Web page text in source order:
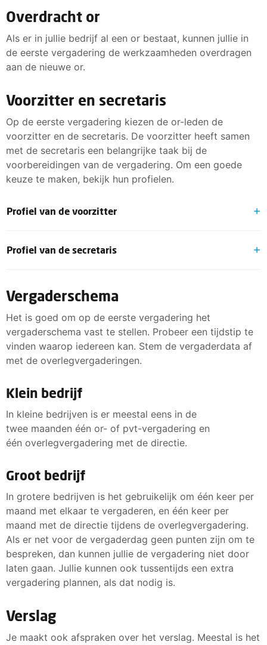
Overdracht or
Als er in jullie bedrijf al een or bestaat, kunnen jullie in
de eerste vergadering de werkzaamheden overdragen
aan de nieuwe or.
Voorzitter en secretaris
Op de eerste vergadering kiezen de or-leden de
voorzitter en de secretaris. De voorzitter heeft samen
met de secretaris een belangrijke taak bij de
voorbereidingen van de vergadering. Om een goede
keuze te maken, bekijk hun profielen.
Profiel van de voorzitter
de voorzitter leiding aan de or door de or-leden te
or.
Dit moet de voorzitter doen:
Voorzitten van de or- en overlegvergadering.
Agenda maken voor de vergadering.
Coördineren van werkzaamheden van de or.
Afstemmen van afspraken en zorgen dat ze worden
uitgevoerd.
Een vergadering kunnen leiden.
Or-leden stimuleren en motiveren.
Samenwerken met de secretaris.
Initiatieven nemen.
Knopen kunnen doorhakken.
Profiel van de secretaris
goede organisatie van de vergaderingen van de
ondernemingsraad. Samen met de voorzitter bereidt hij
de vergaderingen voor. Hij organiseert, informeert,
maakt en bewaart het verslag.
Dit moet de secretaris doen:
Bijeenroepen van de or- en overlegvergadering.
Opmaken en verzenden van de agenda aan or-leden
en werkgever.
Verzamelen en toezenden van vergaderstukken.
verspreiden in het bedrijf.
Correspondentie verzorgen.
Beheren van het archief.
Organiseren van scholing voor de or-leden.
Dit moet de secretaris kunnen:
Schrijven (van verslag en brieven).
Organiseren van vergaderingen.
Samenwerken met de voorzitter.
Vergaderschema
Het is goed om op de eerste vergadering het
vergaderschema vast te stellen. Probeer een tijdstip te
vinden waarop iedereen kan. Stem de vergaderdata af
met de overlegvergaderingen.
Klein bedrijf
In kleine bedrijven is er meestal eens in de
twee maanden één or- of pvt-vergadering en
één overlegvergadering met de directie.
Groot bedrijf
In grotere bedrijven is het gebruikelijk om één keer per
maand met elkaar te vergaderen, en één keer per
maand met de directie tijdens de overlegvergadering.
Als er net voor de vergaderdag geen punten zijn om te
bespreken, dan kunnen jullie de vergadering niet door
laten gaan. Jullie kunnen ook tussentijds een extra
vergadering plannen, als dat nodig is.
Verslag
Je maakt ook afspraken over het verslag. Meestal is het